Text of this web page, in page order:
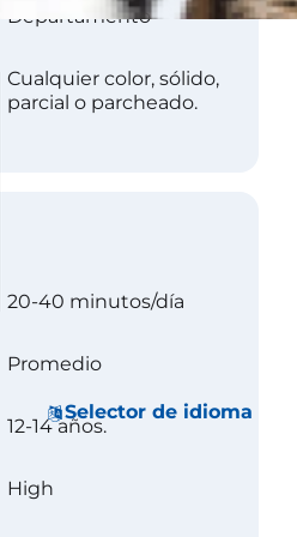
Selector de idioma
Departamento
Cualquier color, sólido,
parcial o parcheado.
20-40 minutos/día
Promedio
12-14 años.
High